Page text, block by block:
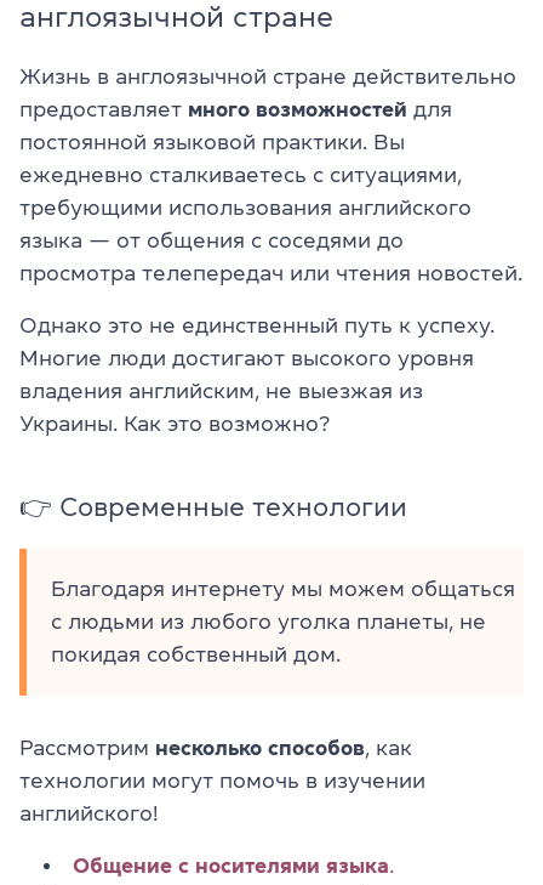
англоязычной стране
Жизнь в англоязычной стране действительно
предоставляет много возможностей для
постоянной языковой практики. Вы
ежедневно сталкиваетесь с ситуациями,
требующими использования английского
языка — от общения с соседями до
просмотра телепередач или чтения новостей.
Однако это не единственный путь к успеху.
Многие люди достигают высокого уровня
владения английским, не выезжая из
Украины. Как это возможно?
👉 Современные технологии
Благодаря интернету мы можем общаться
с людьми из любого уголка планеты, не
покидая собственный дом.
Рассмотрим несколько способов , как
технологии могут помочь в изучении
английского!
Общение с носителями языка